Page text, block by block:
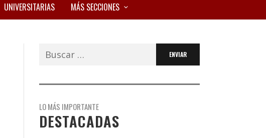
UNIVERSITARIAS MÁS SECCIONES
Buscar:
LO MÁS IMPORTANTE
DESTACADAS